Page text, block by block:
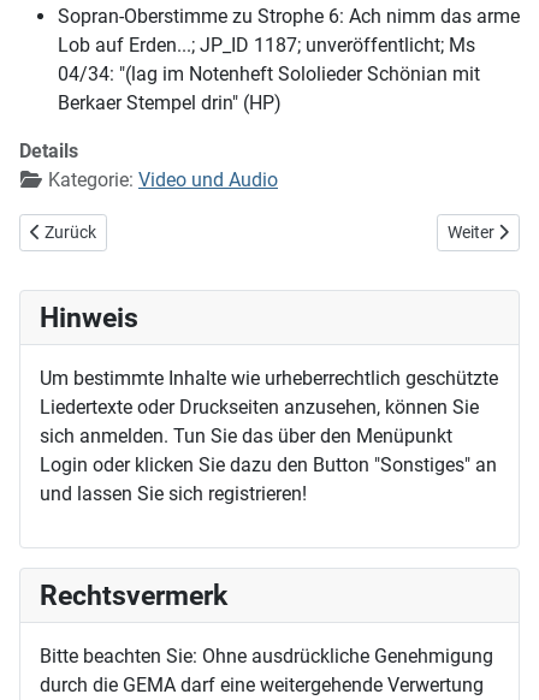
Sopran-Oberstimme zu Strophe 6: Ach nimm das arme
Lob auf Erden...; JP_ID 1187; unveröffentlicht; Ms
04/34: "(lag im Notenheft Sololieder Schönian mit
Berkaer Stempel drin" (HP)
Details
Kategorie: Video und Audio
Vorheriger Beitrag: Mit Freuden zart (EG 108)
Zurück Nächster
Weiter
Hinweis
Um bestimmte Inhalte wie urheberrechtlich geschützte
Liedertexte oder Druckseiten anzusehen, können Sie
sich anmelden. Tun Sie das über den Menüpunkt
Login oder klicken Sie dazu den Button "Sonstiges" an
und lassen Sie sich registrieren!
Rechtsvermerk
Bitte beachten Sie: Ohne ausdrückliche Genehmigung
durch die GEMA darf eine weitergehende Verwertung